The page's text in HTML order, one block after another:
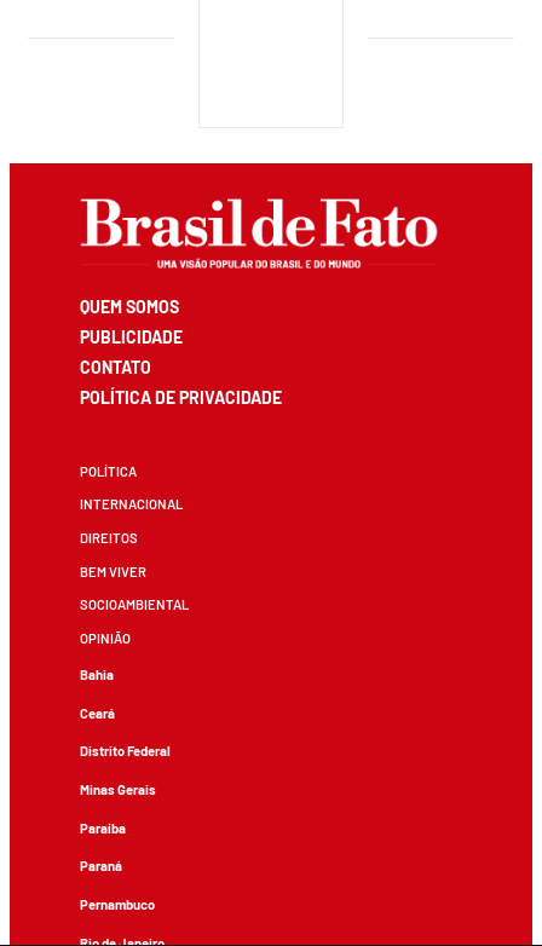
QUEM SOMOS
PUBLICIDADE
CONTATO
POLÍTICA DE PRIVACIDADE
POLÍTICA
INTERNACIONAL
DIREITOS
BEM VIVER
SOCIOAMBIENTAL
OPINIÃO
Bahia
Ceará
Distrito Federal
Minas Gerais
Paraíba
Paraná
Pernambuco